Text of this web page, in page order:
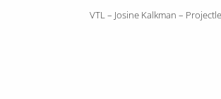
VTL – Josine Kalkman –